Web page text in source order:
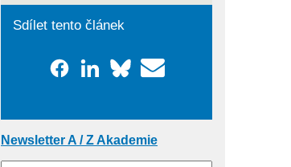
Sdílet tento článek
Newsletter A / Z Akademie